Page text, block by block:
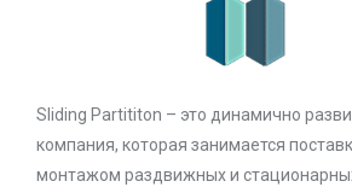
Sliding Partititon – это динамично
компания, которая занимается
монтажом раздвижных и